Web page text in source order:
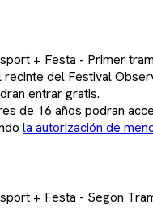
+ Festa - Primer tram
del Festival
entrar gratis.
de 16 años podran
la autorización de
+ Festa - Segon